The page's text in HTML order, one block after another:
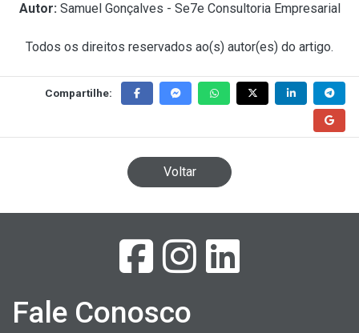
Autor: Samuel Gonçalves - Se7e Consultoria Empresarial
Todos os direitos reservados ao(s) autor(es) do artigo.
Compartilhe:
Voltar
Fale Conosco